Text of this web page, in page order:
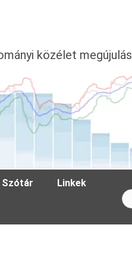
közélet
Szótár Linkek